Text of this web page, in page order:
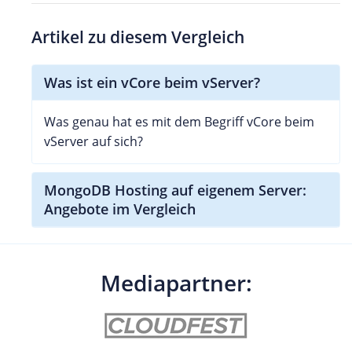
Artikel zu diesem Vergleich
Was ist ein vCore beim vServer?
Was genau hat es mit dem Begriff vCore beim
vServer auf sich?
MongoDB Hosting auf eigenem Server:
Angebote im Vergleich
Mediapartner: